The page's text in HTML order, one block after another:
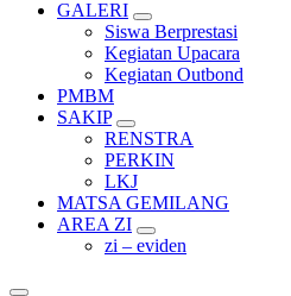
GALERI
Siswa Berprestasi
Kegiatan Upacara
Kegiatan Outbond
PMBM
SAKIP
RENSTRA
PERKIN
LKJ
MATSA GEMILANG
AREA ZI
zi – eviden